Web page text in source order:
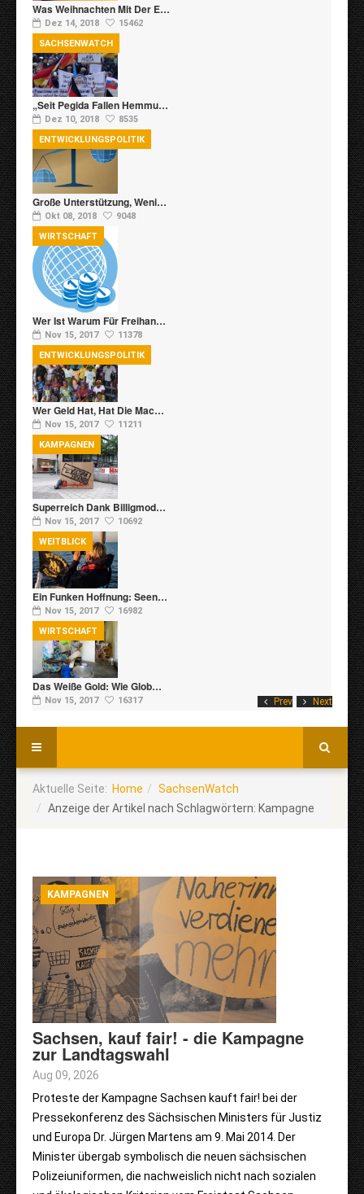
Prev Next
Was Weihnachten Mit Der E…
Dez 14, 2018 15462
„Seit Pegida Fallen Hemmu…
Dez 10, 2018 8535
SACHSENWATCH
Große Unterstützung, Weni…
Okt 08, 2018 9048
ENTWICKLUNGSPOLITIK
Wer Ist Warum Für Freihan…
Nov 15, 2017 11378
WIRTSCHAFT
Wer Geld Hat, Hat Die Mac…
Nov 15, 2017 11211
ENTWICKLUNGSPOLITIK
Superreich Dank Billigmod…
Nov 15, 2017 10692
KAMPAGNEN
Ein Funken Hoffnung: Seen…
Nov 15, 2017 16982
WEITBLICK
Das Weiße Gold: Wie Glob…
Nov 15, 2017 16317
WIRTSCHAFT
Aktuelle Seite: Home
SachsenWatch
Anzeige der Artikel nach Schlagwörtern: Kampagne
KAMPAGNEN
Sachsen, kauf fair! - die Kampagne
zur Landtagswahl
Aug 09, 2026
Proteste der Kampagne Sachsen kauft fair! bei der
Pressekonferenz des Sächsischen Ministers für Justiz
und Europa Dr. Jürgen Martens am 9. Mai 2014. Der
Minister übergab symbolisch die neuen sächsischen
Polizeiuniformen, die nachweislich nicht nach sozialen